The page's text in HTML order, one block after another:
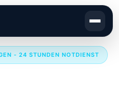
- 24 STUNDEN NOTDIENST